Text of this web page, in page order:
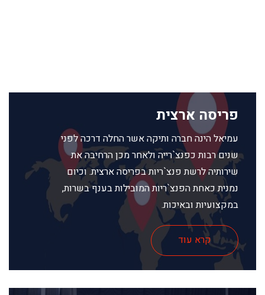
פריסה ארצית
עמיאל הינה חברה ותיקה אשר החלה דרכה לפני
שנים רבות כפנצ`רייה ולאחר מכן הרחיבה את
שירותיה לרשת פנצ`ריות בפריסה ארצית. וכיום
נמנית כאחת הפנצ`ריות המובילות בענף בשרות,
במקצועיות ובאיכות.
קרא עוד